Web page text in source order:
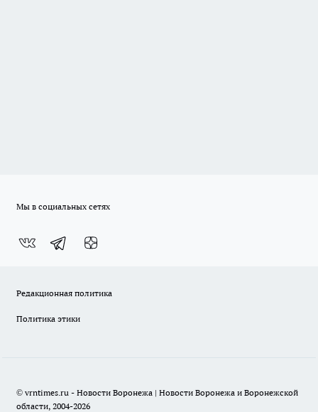
Мы в социальных сетях
Редакционная политика
Политика этики
© vrntimes.ru - Новости Воронежа | Новости Воронежа и Воронежской
области, 2004-2026